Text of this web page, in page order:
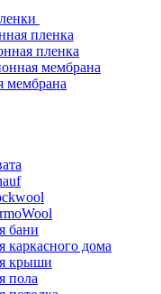
пленка
пленка
мембрана
мембрана
бани
каркасного дома
крыши
пола